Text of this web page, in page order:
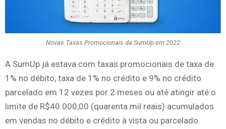
Novas Taxas Promocionais da SumUp em 2022
A SumUp já estava com taxas promocionais de taxa de
1% no débito, taxa de 1% no crédito e 9% no crédito
parcelado em 12 vezes por 2 meses ou até atingir até o
limite de R$40.000,00 (quarenta mil reais) acumulados
em vendas no débito e crédito à vista ou parcelado.